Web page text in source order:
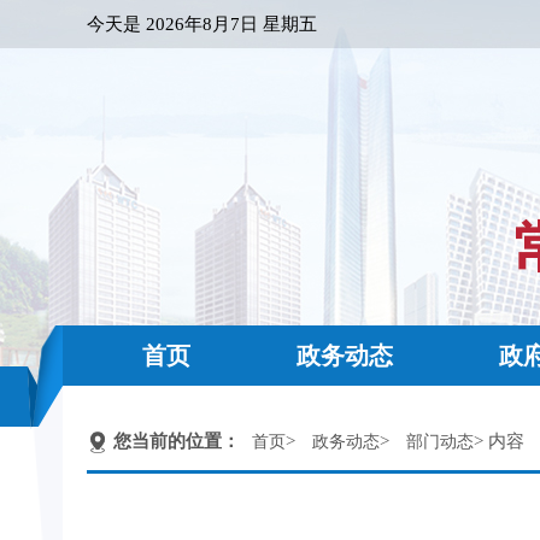
今天是 2026年8月7日 星期五
首页 政务动态 政
您当前的位置： 首页> 政务动态> 部门动态> 内容